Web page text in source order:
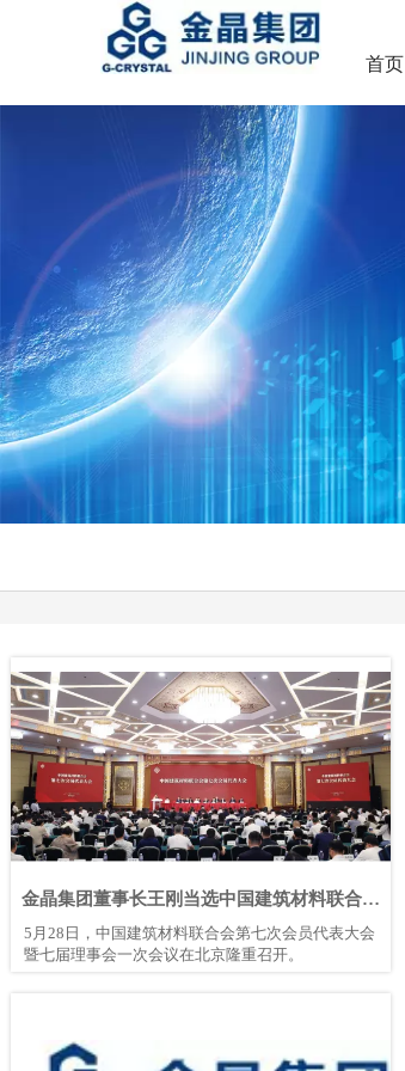
首页
金晶集团董事长王刚当选中国建筑材料联合会
第七届理事会副会长
5月28日，中国建筑材料联合会第七次会员代表大会
暨七届理事会一次会议在北京隆重召开。